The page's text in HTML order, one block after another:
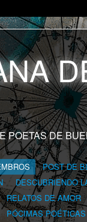
POETAS DE
POST DE
DESCUBRIENDO
RELATOS DE AMOR
PÓCIMAS POÉTICAS